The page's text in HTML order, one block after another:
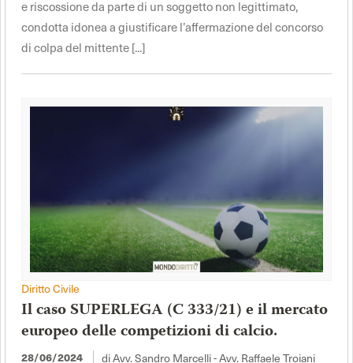
e riscossione da parte di un soggetto non legittimato,
condotta idonea a giustificare l’affermazione del concorso
di colpa del mittente [...]
Diritto Civile
Il caso SUPERLEGA (C 333/21) e il mercato
europeo delle competizioni di calcio.
28/06/2024 di Avv. Sandro Marcelli - Avv. Raffaele Troiani